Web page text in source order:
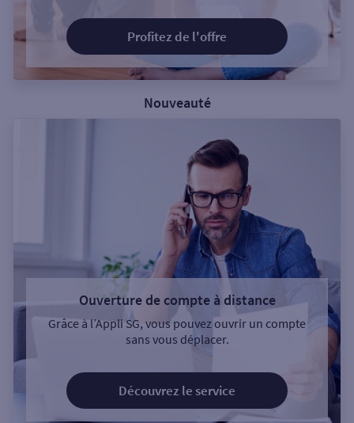
Profitez de l'offre
Nouveauté
Ouverture de compte à distance
Grâce à l’Appli SG, vous pouvez ouvrir un compte
sans vous déplacer.
Découvrez le service